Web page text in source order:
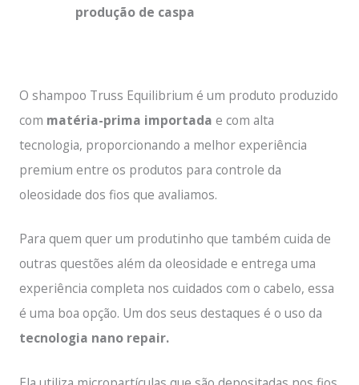
produção de caspa
O shampoo Truss Equilibrium é um produto produzido
com matéria-prima importada e com alta
tecnologia, proporcionando a melhor experiência
premium entre os produtos para controle da
oleosidade dos fios que avaliamos.
Para quem quer um produtinho que também cuida de
outras questões além da oleosidade e entrega uma
experiência completa nos cuidados com o cabelo, essa
é uma boa opção. Um dos seus destaques é o uso da
tecnologia nano repair.